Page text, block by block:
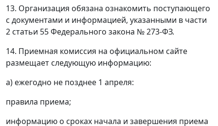
13. Организация обязана ознакомить поступающего
с документами и информацией, указанными в части
2 статьи 55 Федерального закона № 273-ФЗ.
14. Приемная комиссия на официальном сайте
размещает следующую информацию:
а) ежегодно не позднее 1 апреля:
правила приема;
информацию о сроках начала и завершения приема